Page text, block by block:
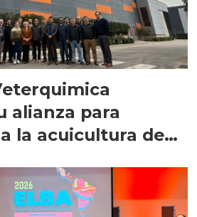
alianza para
la acuicultura de